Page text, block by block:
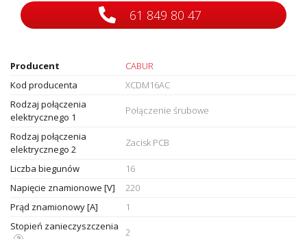
61 849 80 47
Producent
CABUR
Kod producenta
XCDM16AC
Rodzaj połączenia
elektrycznego 1
Połączenie śrubowe
Rodzaj połączenia
elektrycznego 2
Zacisk PCB
Liczba biegunów
16
Napięcie znamionowe [V]
220
Prąd znamionowy [A]
1
Stopień zanieczyszczenia
2